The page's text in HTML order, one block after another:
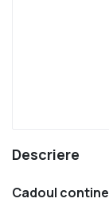
Descriere
Cadoul